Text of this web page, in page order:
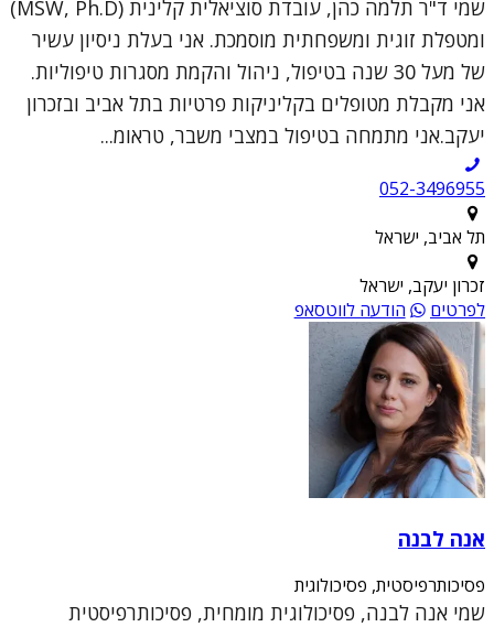
שמי ד"ר תלמה כהן, עובדת סוציאלית קלינית (MSW, Ph.D)
ומטפלת זוגית ומשפחתית מוסמכת. אני בעלת ניסיון עשיר
של מעל 30 שנה בטיפול, ניהול והקמת מסגרות טיפוליות.
אני מקבלת מטופלים בקליניקות פרטיות בתל אביב ובזכרון
יעקב.אני מתמחה בטיפול במצבי משבר, טראומ...
052-3496955
תל אביב, ישראל
זכרון יעקב, ישראל
לפרטים
הודעה לווטסאפ
אנה לבנה
פסיכותרפיסטית, פסיכולוגית
שמי אנה לבנה, פסיכולוגית מומחית, פסיכותרפיסטית